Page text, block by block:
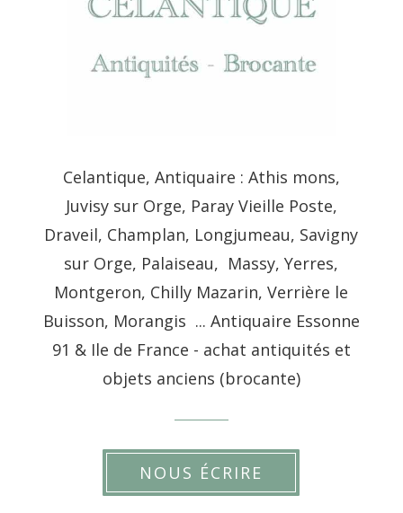
Celantique, Antiquaire : Athis mons,
Juvisy sur Orge, Paray Vieille Poste,
Draveil, Champlan, Longjumeau, Savigny
sur Orge, Palaiseau, Massy, Yerres,
Montgeron, Chilly Mazarin, Verrière le
Buisson, Morangis ... Antiquaire Essonne
91 & Ile de France - achat antiquités et
objets anciens (brocante)
NOUS ÉCRIRE